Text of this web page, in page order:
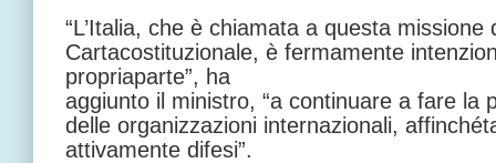
“L’Italia, che è chiamata a questa missione
Cartacostituzionale, è fermamente
propriaparte”, ha
aggiunto il ministro, “a continuare a fare la
delle organizzazioni internazionali,
attivamente difesi”.